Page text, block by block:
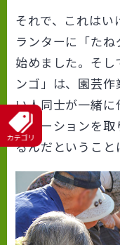
それで、これは
ランターに「た
始めました。そ
ンゴ」は、園芸
い人同士が一緒に
ニケーションを
るんだということ